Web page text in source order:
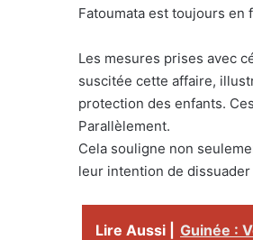
Fatoumata est toujours
Les mesures prises avec
suscitée cette affaire,
protection des enfants.
Parallèlement.
Cela souligne non
leur intention de
Lire Aussi |
Guinée :